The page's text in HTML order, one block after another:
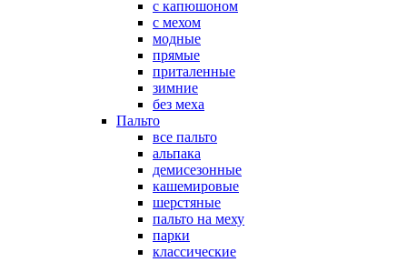
с капюшоном
с мехом
модные
прямые
приталенные
зимние
без меха
Пальто
все пальто
альпака
демисезонные
кашемировые
шерстяные
пальто на меху
парки
классические